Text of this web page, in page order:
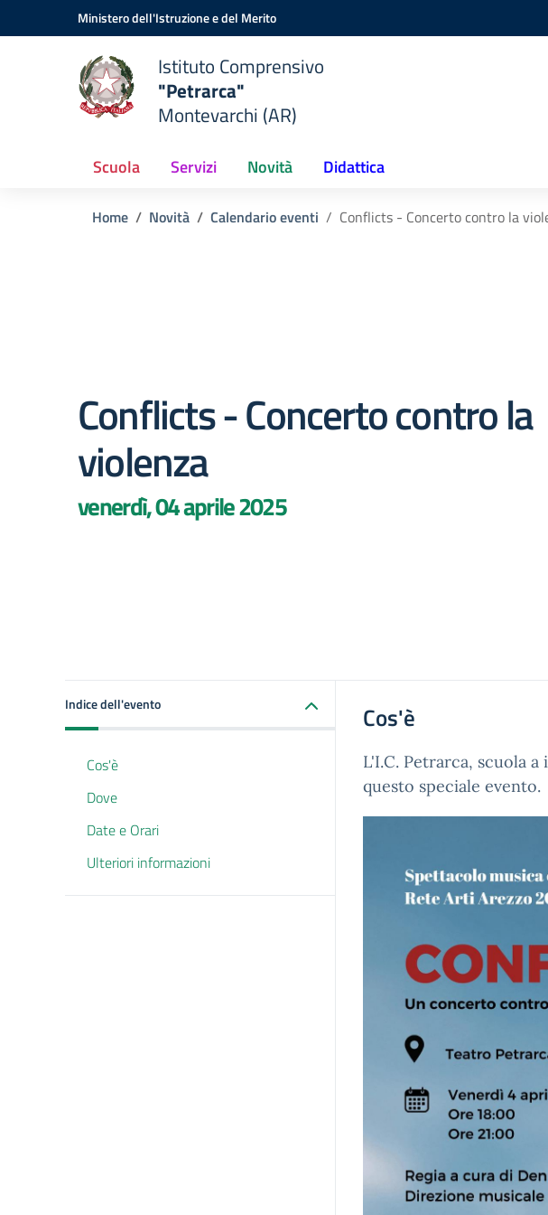
Vai ai contenuti
Vai al menu di navigazioneMinistero dell'Istruzione e del Merito
Istituto Comprensivo
"Petrarca"
Montevarchi (AR)
Scuola Servizi Novità Didattica
Home Novità Calendario eventi Conflicts - Concerto contro la
Conflicts - Concerto contro la
violenza
venerdì, 04 aprile 2025
Indice dell'evento
Cos'è
Dove
Date e Orari
Ulteriori informazioni
Cos'è
L'I.C. Petrarca, scuola
questo speciale evento.